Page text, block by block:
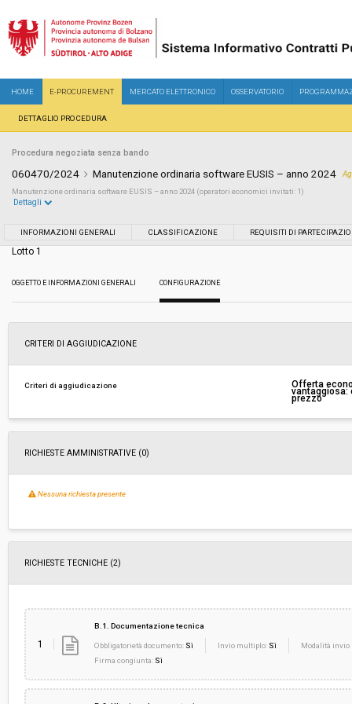
HOME E-PROCUREMENT MERCATO ELETTRONICO OSSERVATORIO
DETTAGLIO PROCEDURA
Procedura negoziata senza bando
060470/2024 Manutenzione ordinaria software EUSIS – anno 2024
Manutenzione ordinaria software EUSIS – anno 2024 (operatori economici invitati: 1)
Tipo di contratto:
09/07/2024 11:43
Svolgimento:
Pubblicata da:
Dettagli
INFORMAZIONI GENERALI CLASSIFICAZIONE REQUISITI DI
Lotto 1
OGGETTO E INFORMAZIONI GENERALI CONFIGURAZIONE
CRITERI DI AGGIUDICAZIONE
Criteri di aggiudicazione Offerta
vantaggiosa:
prezzo
RICHIESTE AMMINISTRATIVE (0)
Nessuna richiesta presente
RICHIESTE TECNICHE (2)
1
B.1. Documentazione tecnica
Obbligatorietà documento: Sì Invio multiplo: Sì
Modalità invio
Firma congiunta: Sì